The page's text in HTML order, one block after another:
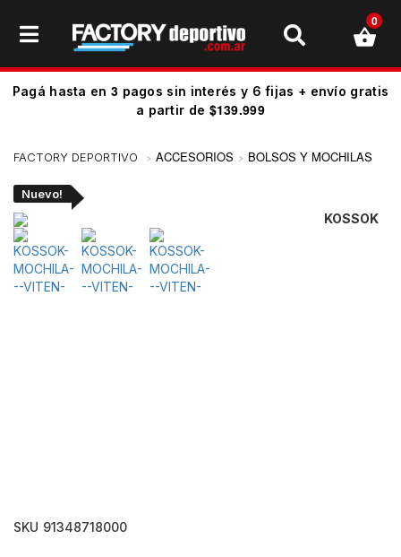
Pagá hasta en 3 pagos sin interés y 6 fijas + envío gratis
a partir de $139.999
0
ACCESORIOS BOLSOS Y MOCHILAS
Nuevo!
SKU 91348718000
KOSSOK